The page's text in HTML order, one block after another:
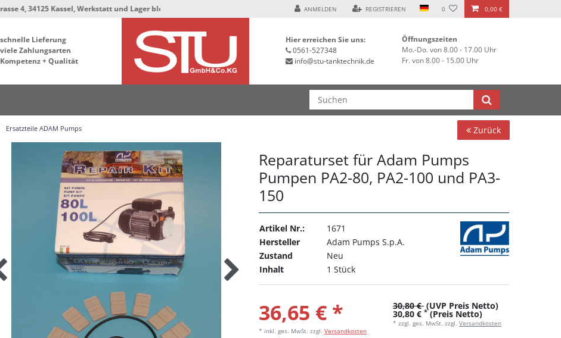
Kassel, Werkstatt und Lager bleiben in der Hafenstrasse 76, 34125 Kassel *** ANMELDEN REGISTRIEREN 0 0,00 €
schnelle Lieferung
viele Zahlungsarten
Kompetenz + Qualität
Hier erreichen Sie uns:
0561-527348
info@stu-tanktechnik.de
Öffnungszeiten
Mo.-Do. von 8.00 - 17.00 Uhr
Fr. von 8.00 - 15.00 Uhr
Ersatzteile ADAM Pumps Zurück
Reparaturset für Adam Pumps
Pumpen PA2-80, PA2-100 und PA3-
150
Artikel Nr.:
1671
Hersteller
Adam Pumps S.p.A.
Zustand
Neu
Inhalt
1 Stück
36,65 € *
* inkl. ges. MwSt. zzgl. Versandkosten
30,80 € (UVP Preis Netto)
30,80 € * (Preis Netto)
* zzgl. ges. MwSt. zzgl. Versandkosten